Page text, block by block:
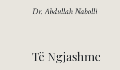
Dr. Abdullah Nabolli
Të Ngjashme